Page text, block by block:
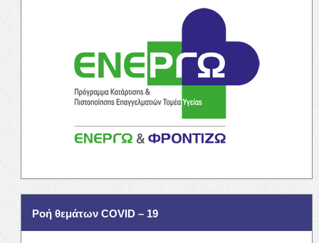
Ροή θεμάτων COVID – 19